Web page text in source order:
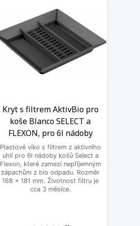
Kryt s filtrem AktivBio pro
koše Blanco SELECT a
FLEXON, pro 6l nádoby
Plastové víko s filtrem z aktivního
uhlí pro 6l nádoby košů Select a
Flexon, které zamezí nepříjemným
zápachům z bio odpadu. Rozměr
168 x 181 mm. Životnost filtru je
cca 3 měsíce.